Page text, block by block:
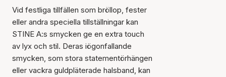
Vid festliga tillfällen som bröllop, fester
eller andra speciella tillställningar kan
STINE A:s smycken ge en extra touch
av lyx och stil. Deras iögonfallande
smycken, som stora statementörhängen
eller vackra guldpläterade halsband, kan